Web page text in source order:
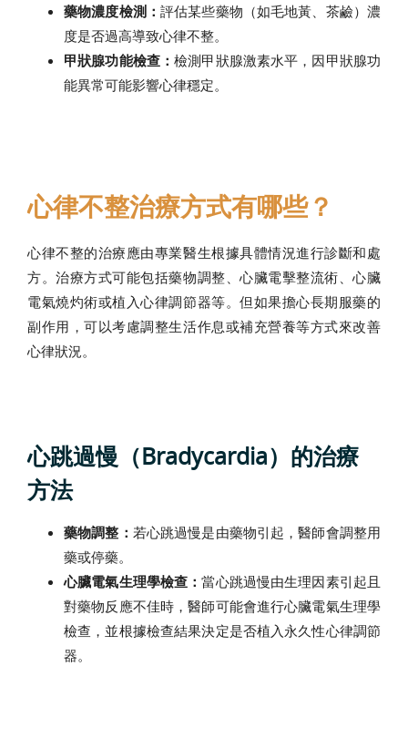
藥物濃度檢測： 評估某些藥物（如毛地黃、茶鹼）濃
度是否過高導致心律不整。
甲狀腺功能檢查：檢測甲狀腺激素水平，因甲狀腺功
能異常可能影響心律穩定。
心律不整治療方式有哪些？
心律不整的治療應由專業醫生根據具體情況進行診斷和處
方。治療方式可能包括藥物調整、心臟電擊整流術、心臟
電氣燒灼術或植入心律調節器等。但如果擔心長期服藥的
副作用，可以考慮調整生活作息或補充營養等方式來改善
心律狀況。
心跳過慢（Bradycardia）的治療
方法
藥物調整： 若心跳過慢是由藥物引起，醫師會調整用
藥或停藥。
心臟電氣生理學檢查：當心跳過慢由生理因素引起且
對藥物反應不佳時，醫師可能會進行心臟電氣生理學
檢查，並根據檢查結果決定是否植入永久性心律調節
器。